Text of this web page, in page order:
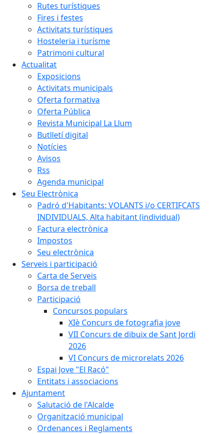
Rutes turístiques
Fires i festes
Activitats turístiques
Hosteleria i turísme
Patrimoni cultural
Actualitat
Exposicions
Activitats municipals
Oferta formativa
Oferta Pública
Revista Municipal La Llum
Butlletí digital
Notícies
Avisos
Rss
Agenda municipal
Seu Electrònica
Padró d'Habitants: VOLANTS i/o CERTIFCATS
INDIVIDUALS, Alta habitant (individual)
Factura electrònica
Impostos
Seu electrònica
Serveis i participació
Carta de Serveis
Borsa de treball
Participació
Concursos populars
XIè Concurs de fotografia jove
VII Concurs de dibuix de Sant Jordi
2026
VI Concurs de microrelats 2026
Espai Jove "El Racó"
Entitats i associacions
Ajuntament
Salutació de l'Alcalde
Organització municipal
Ordenances i Reglaments